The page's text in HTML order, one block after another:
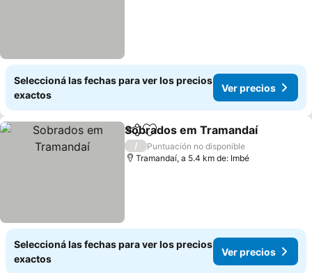
Seleccioná las fechas para ver los precios
exactos
Ver precios
CompartirAñadir a favoritos
Sobrados em Tramandaí
/
Puntuación no disponible
Tramandaí, a 5.4 km de: Imbé
Seleccioná las fechas para ver los precios
exactos
Ver precios